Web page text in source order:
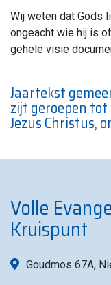
Wij weten dat Gods
ongeacht wie hij is
gehele visie
Jaartekst
zijt geroepen tot
Jezus Christus,
Volle
Kruispunt
Goudmos 67A,